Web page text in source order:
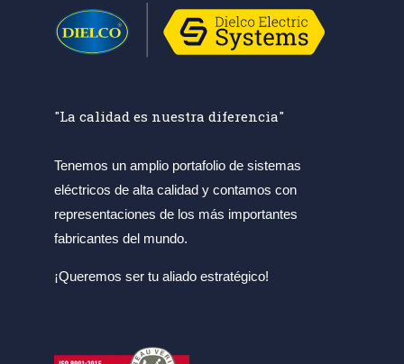
"La calidad es nuestra diferencia"
Tenemos un amplio portafolio de sistemas
eléctricos de alta calidad y contamos con
representaciones de los más importantes
fabricantes del mundo.
¡Queremos ser tu aliado estratégico!